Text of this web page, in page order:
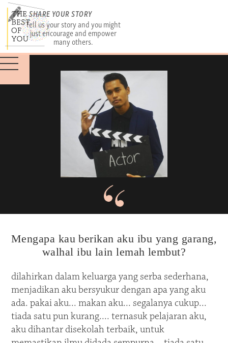
SHARE YOUR STORY
Tell us your story and you might
just encourage and empower
many others.
Mengapa kau berikan aku ibu yang garang,
walhal ibu lain lemah lembut?
dilahirkan dalam keluarga yang serba sederhana,
menjadikan aku bersyukur dengan apa yang aku
ada. pakai aku... makan aku... segalanya cukup...
tiada satu pun kurang.... ternasuk pelajaran aku,
aku dihantar disekolah terbaik, untuk